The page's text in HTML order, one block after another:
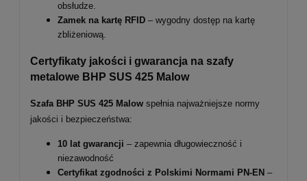
obsłudze.
Zamek na kartę RFID – wygodny dostęp na kartę
zbliżeniową.
Certyfikaty jakości i gwarancja na szafy
metalowe BHP SUS 425 Malow
Szafa BHP SUS 425 Malow spełnia najważniejsze normy
jakości i bezpieczeństwa:
10 lat gwarancji – zapewnia długowieczność i
niezawodność
Certyfikat zgodności z Polskimi Normami PN-EN –